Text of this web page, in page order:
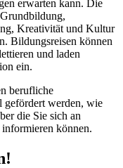
erwarten kann. Die
Kreativität und Kultur
Bildungsreisen können
und laden
ein.
berufliche
gefördert werden, wie
die Sie sich an
informieren können.